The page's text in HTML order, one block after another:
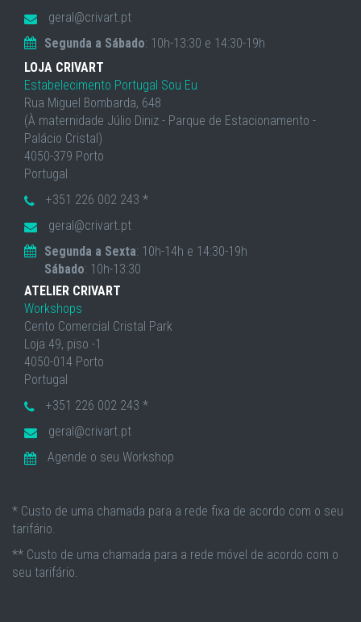
geral@crivart.pt
Segunda a Sábado: 10h-13:30 e 14:30-19h
LOJA CRIVART
Estabelecimento Portugal Sou Eu
Rua Miguel Bombarda, 648
(À maternidade Júlio Diniz - Parque de Estacionamento -
Palácio Cristal)
4050-379 Porto
Portugal
+351 226 002 243 *
geral@crivart.pt
Segunda a Sexta: 10h-14h e 14:30-19h
Sábado: 10h-13:30
ATELIER CRIVART
Workshops
Cento Comercial Cristal Park
Loja 49, piso -1
4050-014 Porto
Portugal
+351 226 002 243 *
geral@crivart.pt
Agende o seu Workshop
* Custo de uma chamada para a rede fixa de acordo com o seu
tarifário.
** Custo de uma chamada para a rede móvel de acordo com o
seu tarifário.